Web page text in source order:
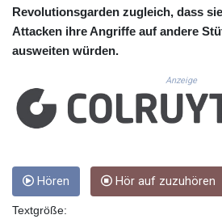
FKP
GBP
GHS
GIP
GMD
GYD
HKD
Revolutionsgarden zugleich, dass
Attacken ihre Angriffe auf andere
ausweiten würden.
Anzeige
Hören Hör auf zuzuhören
Textgröße: